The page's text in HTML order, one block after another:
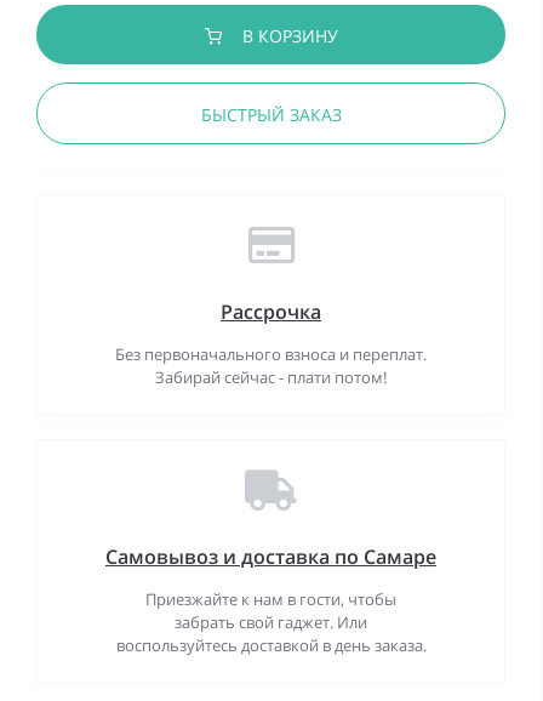
В КОРЗИНУ
БЫСТРЫЙ ЗАКАЗ
Рассрочка
Без первоначального взноса и переплат.
Забирай сейчас - плати потом!
Самовывоз и доставка по Самаре
Приезжайте к нам в гости, чтобы
забрать свой гаджет. Или
воспользуйтесь доставкой в день заказа.